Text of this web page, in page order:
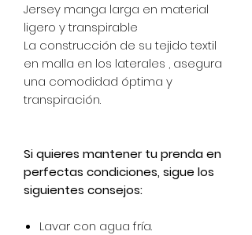
Jersey manga larga en material
ligero y transpirable
La construcción de su tejido textil
en malla en los laterales , asegura
una comodidad óptima y
transpiración.
Si quieres mantener tu prenda en
perfectas condiciones, sigue los
siguientes consejos:
Lavar con agua fría.